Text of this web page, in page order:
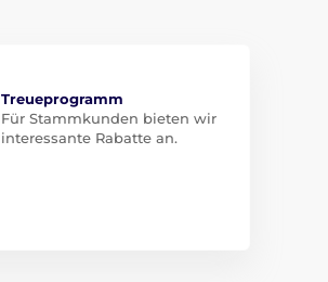
Treueprogramm
Für Stammkunden bieten wir
interessante Rabatte an.